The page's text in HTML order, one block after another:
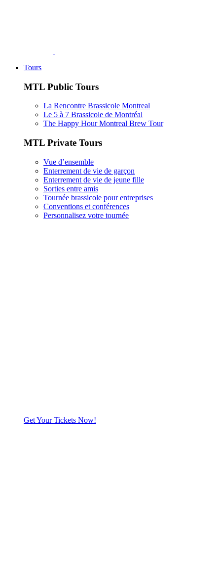
Tours
MTL Public Tours
La Rencontre Brassicole Montreal
Le 5 à 7 Brassicole de Montréal
The Happy Hour Montreal Brew Tour
MTL Private Tours
Vue d’ensemble
Enterrement de vie de garçon
Enterrement de vie de jeune fille
Sorties entre amis
Tournée brassicole pour entreprises
Conventions et conférences
Personnalisez votre tournée
Get Your Tickets Now!